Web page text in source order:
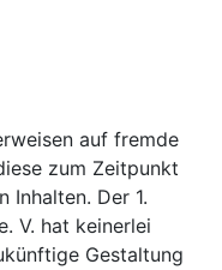
auf fremde
zum Zeitpunkt
Inhalten. Der 1.
V. hat keinerlei
Gestaltung